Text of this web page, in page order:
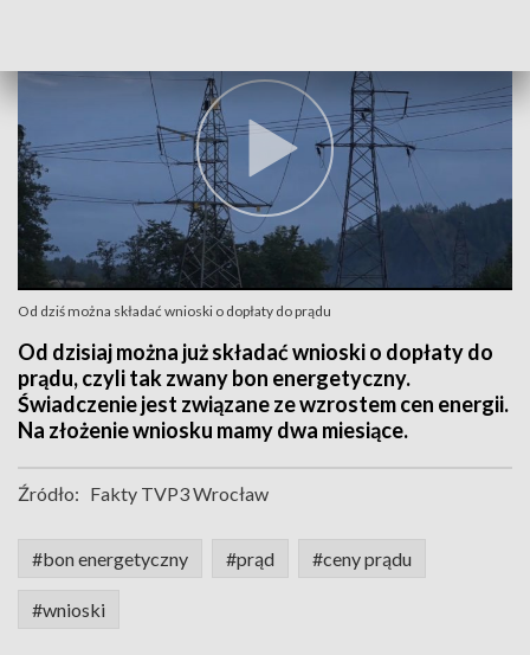
Od dziś można składać wnioski o dopłaty do prądu
Od dzisiaj można już składać wnioski o dopłaty do
prądu, czyli tak zwany bon energetyczny.
Świadczenie jest związane ze wzrostem cen energii.
Na złożenie wniosku mamy dwa miesiące.
Źródło: Fakty TVP3 Wrocław
#bon energetyczny #prąd #ceny prądu
#wnioski